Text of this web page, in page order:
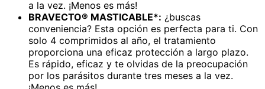
a la vez. ¡Menos es más!
BRAVECTO® MASTICABLE*: ¿buscas
conveniencia? Esta opción es perfecta para ti. Con
solo 4 comprimidos al año, el tratamiento
proporciona una eficaz protección a largo plazo.
Es rápido, eficaz y te olvidas de la preocupación
por los parásitos durante tres meses a la vez.